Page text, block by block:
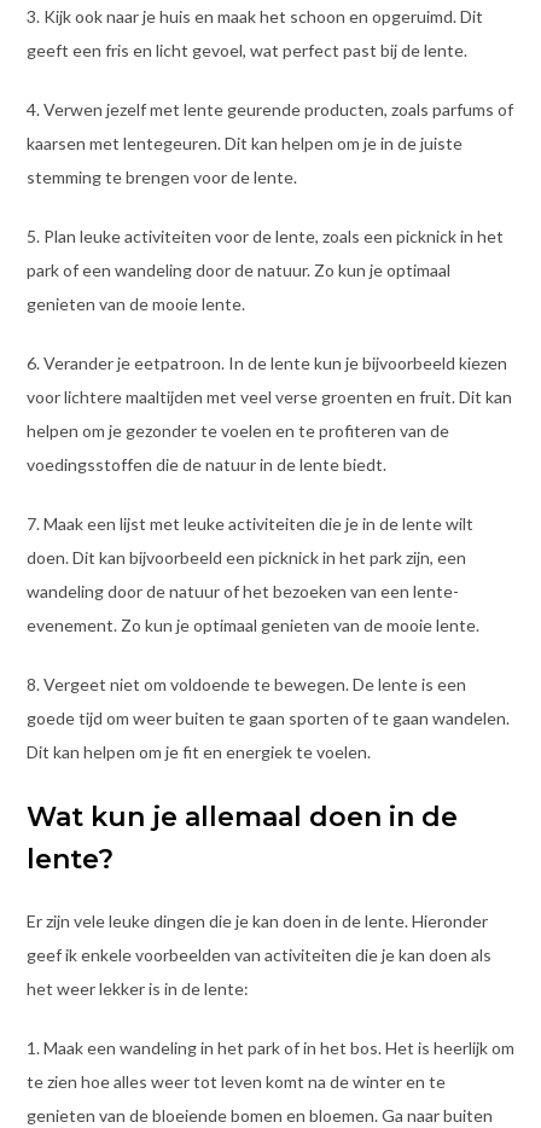
3. Kijk ook naar je huis en maak het schoon en opgeruimd. Dit
geeft een fris en licht gevoel, wat perfect past bij de lente.
4. Verwen jezelf met lente geurende producten, zoals parfums of
kaarsen met lentegeuren. Dit kan helpen om je in de juiste
stemming te brengen voor de lente.
5. Plan leuke activiteiten voor de lente, zoals een picknick in het
park of een wandeling door de natuur. Zo kun je optimaal
genieten van de mooie lente.
6. Verander je eetpatroon. In de lente kun je bijvoorbeeld kiezen
voor lichtere maaltijden met veel verse groenten en fruit. Dit kan
helpen om je gezonder te voelen en te profiteren van de
voedingsstoffen die de natuur in de lente biedt.
7. Maak een lijst met leuke activiteiten die je in de lente wilt
doen. Dit kan bijvoorbeeld een picknick in het park zijn, een
wandeling door de natuur of het bezoeken van een lente-
evenement. Zo kun je optimaal genieten van de mooie lente.
8. Vergeet niet om voldoende te bewegen. De lente is een
goede tijd om weer buiten te gaan sporten of te gaan wandelen.
Dit kan helpen om je fit en energiek te voelen.
Wat kun je allemaal doen in de
lente?
Er zijn vele leuke dingen die je kan doen in de lente. Hieronder
geef ik enkele voorbeelden van activiteiten die je kan doen als
het weer lekker is in de lente:
1. Maak een wandeling in het park of in het bos. Het is heerlijk om
te zien hoe alles weer tot leven komt na de winter en te
genieten van de bloeiende bomen en bloemen. Ga naar buiten